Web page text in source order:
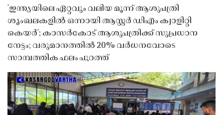
'ഇന്ത്യയിലെ ഏറ്റവും വലിയ മൂന്ന് ആശുപത്രി
ശൃംഖലകളിൽ ഒന്നായി ആസ്റ്റർ ഡിഎം ക്വാളിറ്റി
കെയർ'; കാസർകോട് ആശുപത്രിക്ക് സുപ്രധാന
നേട്ടം; വരുമാനത്തിൽ 20% വർധനവോടെ
സാമ്പത്തിക ഫലം പുറത്ത്